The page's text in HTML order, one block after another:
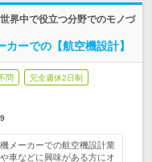
界中で役立つ分野でのモノづ
ーでの【航空機設計】
問 完全週休2日制
メーカーでの航空機設計業
車などに興味がある方にオ